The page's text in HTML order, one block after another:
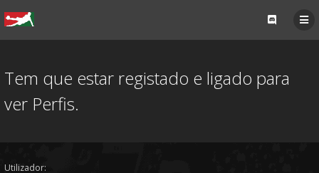
Tem que estar registado e ligado para
ver Perfis.
Utilizador: